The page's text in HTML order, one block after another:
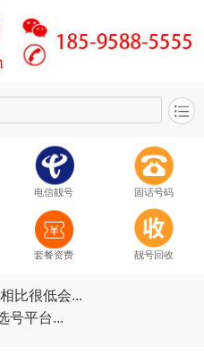
电信靓号 固话号码
套餐资费 靓号回收
比很低会...
号平台...